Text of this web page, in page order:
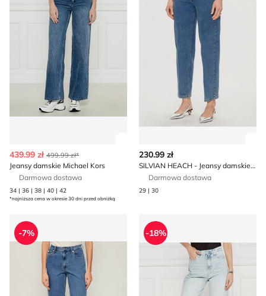
439.99 zł 499.99 zł*
Jeansy damskie Michael Kors
Darmowa dostawa
34 | 36 | 38 | 40 | 42
*najniższa cena w okresie 30 dni przed obniżką
230.99 zł
SILVIAN HEACH - Jeansy damskie w miejskim stylu casual
Darmowa dostawa
29 | 30
Jeansy damskie w miejskim stylu Calvin Klein Jeans
-7%
Jeansy damskie wiosenne
-18%